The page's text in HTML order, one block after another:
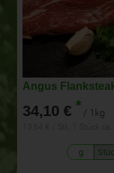
Angus
34,10 € * / 1kg
g